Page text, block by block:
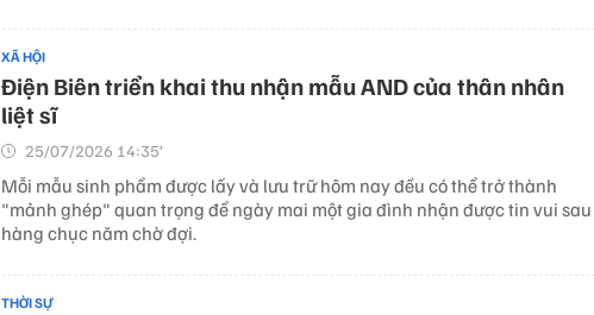
XÃ HỘI
Điện Biên triển khai thu nhận mẫu AND của thân nhân
liệt sĩ
25/07/2026 14:35’
Mỗi mẫu sinh phẩm được lấy và lưu trữ hôm nay đều có thể trở thành
"mảnh ghép" quan trọng để ngày mai một gia đình nhận được tin vui sau
hàng chục năm chờ đợi.
THỜI SỰ